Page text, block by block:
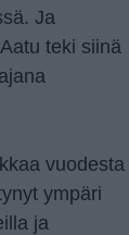
Ja
teki siinä
vuodesta
ympäri
ja